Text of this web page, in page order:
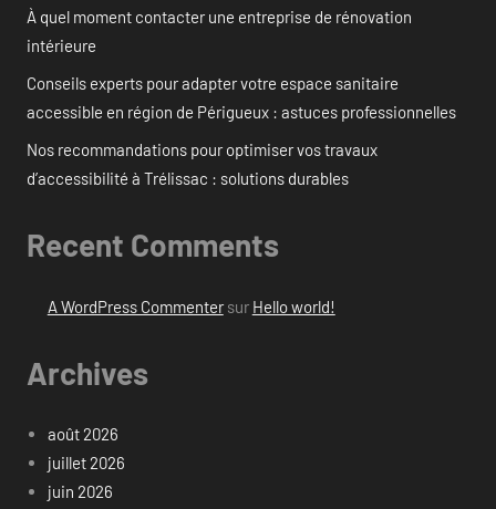
À quel moment contacter une entreprise de rénovation
intérieure
Conseils experts pour adapter votre espace sanitaire
accessible en région de Périgueux : astuces professionnelles
Nos recommandations pour optimiser vos travaux
d’accessibilité à Trélissac : solutions durables
Recent Comments
A WordPress Commentersur Hello world!
Archives
août 2026
juillet 2026
juin 2026